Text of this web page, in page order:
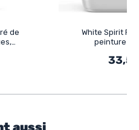
de
White Spirit
peinture
aussi